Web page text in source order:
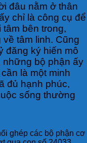
đâu nằm ở thân
chỉ là công cụ để
bên trong,
tâm linh. Cũng
đăng ký hiến mô
những bộ phận ấy
là một minh
đủ hạnh phúc,
sống thường
ghép các bộ phận